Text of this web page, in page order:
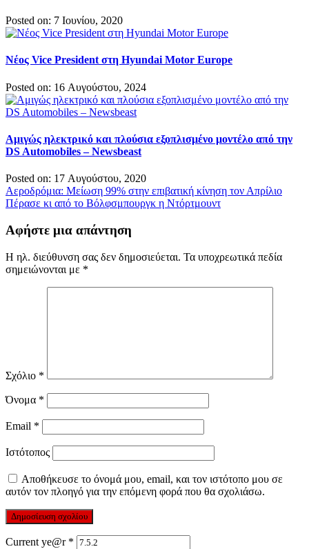
Posted on: 7 Ιουνίου, 2020
Νέος Vice President στη Hyundai Motor Europe
Posted on: 16 Αυγούστου, 2024
Αμιγώς ηλεκτρικό και πλούσια εξοπλισμένο μοντέλο από την
DS Automobiles – Newsbeast
Posted on: 17 Αυγούστου, 2020
Πλοήγηση
άρθρων
Αεροδρόμια: Μείωση 99% στην επιβατική κίνηση τον Απρίλιο
Πέρασε κι από το Βόλφσμπουργκ η Ντόρτμουντ
Αφήστε μια απάντηση
Η ηλ. διεύθυνση σας δεν δημοσιεύεται. Τα υποχρεωτικά πεδία
σημειώνονται με *
Σχόλιο *
Όνομα *
Email *
Ιστότοπος
Αποθήκευσε το όνομά μου, email, και τον ιστότοπο μου σε
αυτόν τον πλοηγό για την επόμενη φορά που θα σχολιάσω.
Current ye@r *